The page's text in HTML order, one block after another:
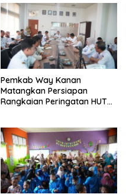
Pemkab Way Kanan
Matangkan Persiapan
Rangkaian Peringatan HUT